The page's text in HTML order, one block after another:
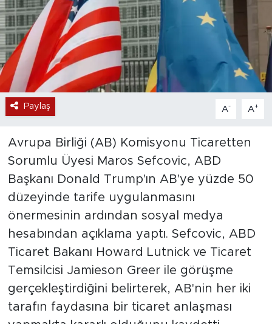
Paylaş A- A+
Avrupa Birliği (AB) Komisyonu Ticaretten
Sorumlu Üyesi Maros Sefcovic, ABD
Başkanı Donald Trump'ın AB'ye yüzde 50
düzeyinde tarife uygulanmasını
önermesinin ardından sosyal medya
hesabından açıklama yaptı. Sefcovic, ABD
Ticaret Bakanı Howard Lutnick ve Ticaret
Temsilcisi Jamieson Greer ile görüşme
gerçekleştirdiğini belirterek, AB'nin her iki
tarafın faydasına bir ticaret anlaşması